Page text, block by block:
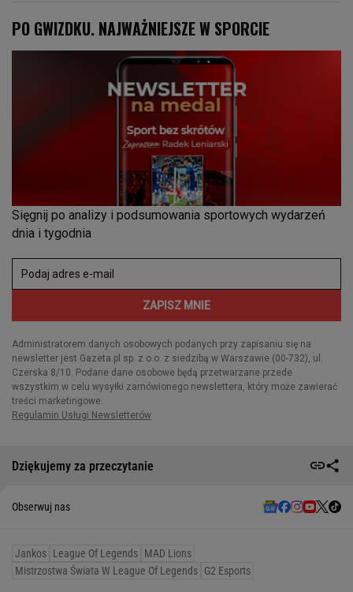
Dziękujemy za przeczytanie
Obserwuj nas
Jankos League Of Legends MAD Lions
Mistrzostwa Świata W League Of Legends G2 Esports